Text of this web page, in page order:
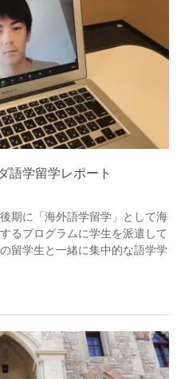
語学留学レポート
期に「海外語学留学」として海
るプログラムに学生を派遣して
留学生と一緒に集中的な語学学